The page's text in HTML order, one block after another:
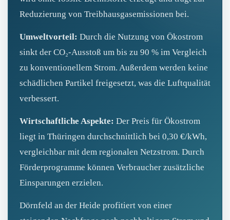
Reduzierung von Treibhausgasemissionen bei.
Umweltvorteil: Durch die Nutzung von Ökostrom
sinkt der CO₂-Ausstoß um bis zu 90 % im Vergleich
zu konventionellem Strom. Außerdem werden keine
schädlichen Partikel freigesetzt, was die Luftqualität
verbessert.
Wirtschaftliche Aspekte: Der Preis für Ökostrom
liegt in Thüringen durchschnittlich bei 0,30 €/kWh,
vergleichbar mit dem regionalen Netzstrom. Durch
Förderprogramme können Verbraucher zusätzliche
Einsparungen erzielen.
Dörnfeld an der Heide profitiert von einer